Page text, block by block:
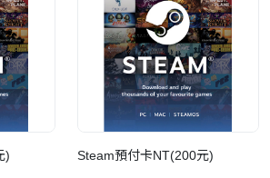
) Steam預付卡NT(200元)